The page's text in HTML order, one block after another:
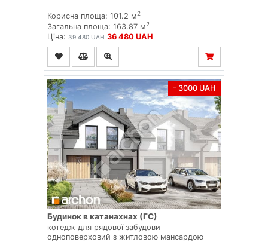
Корисна площа: 101.2 м2
Загальна площа: 163.87 м2
Ціна: 39 480 UAH 36 480 UAH
- 3000 UAH
Будинок в катанахнах (ГС)
котедж для рядової забудови
одноповерховий з житловою мансардою